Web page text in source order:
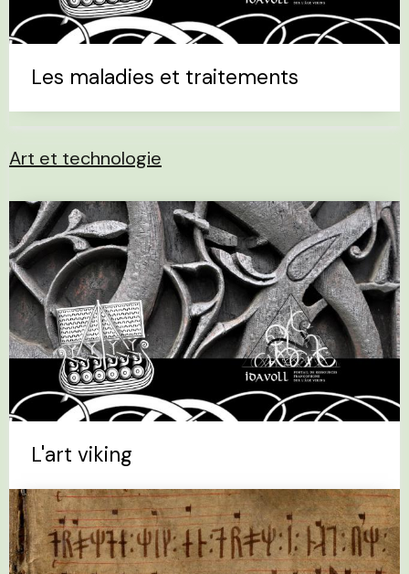
Les maladies et traitements
Art et technologie
L'art viking